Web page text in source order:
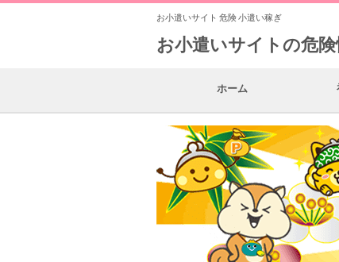
お小遣いサイト 危険 小遣い稼ぎ
お小遣いサイトの危
ホーム